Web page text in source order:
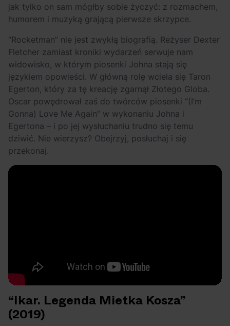
jak tylko on sam mógłby sobie życzyć: z rozmachem,
humorem i muzyką grającą pierwsze skrzypce.
“Rocketman” nie jest zwykłą biografią. Reżyser Dexter
Fletcher zamiast kroniki wydarzeń serwuje nam
widowisko, w którym piosenki Johna stają się
językiem opowieści. W główną rolę wciela się Taron
Egerton, który za tę kreację zgarnął Złotego Globa.
Oscar powędrował zaś do twórców piosenki “(I’m
Gonna) Love Me Again” w wykonaniu Johna i
Egertona – i po jej wysłuchaniu trudno się temu
dziwić. Nie wierzysz? Obejrzyj, posłuchaj i się
przekonaj.
“Ikar. Legenda Mietka Kosza”
(2019)